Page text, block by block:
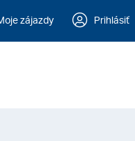
zájazdy Prihlásiť